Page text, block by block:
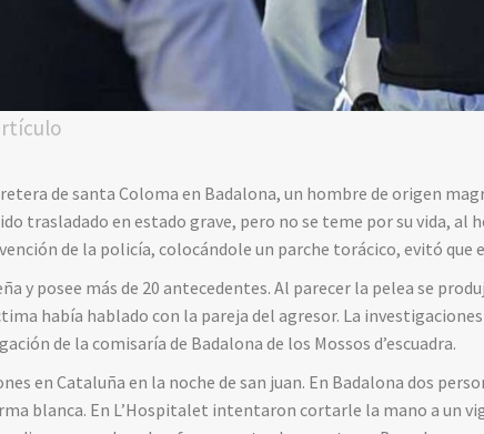
de santa Coloma en Badalona, un hombre de origen
trasladado en estado grave, pero no se teme por su vida, al
de la policía, colocándole un parche torácico, evitó que
y posee más de 20 antecedentes. Al parecer la pelea se
había hablado con la pareja del agresor. La
de la comisaría de Badalona de los Mossos d’escuadra.
en Cataluña en la noche de san juan. En Badalona dos
blanca. En L’Hospitalet intentaron cortarle la mano a un